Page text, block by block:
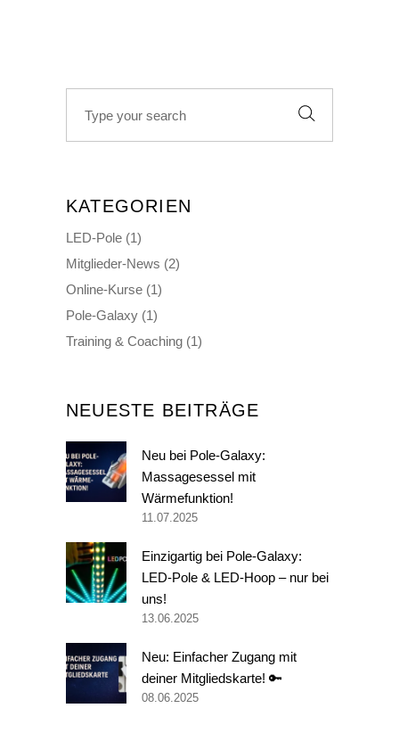
KATEGORIEN
LED-Pole (1)
Mitglieder-News (2)
Online-Kurse (1)
Pole-Galaxy (1)
Training & Coaching (1)
NEUESTE BEITRÄGE
Neu bei Pole-Galaxy:
Massagesessel mit
Wärmefunktion!
11.07.2025
Einzigartig bei Pole-Galaxy:
LED-Pole & LED-Hoop – nur bei
uns!
13.06.2025
Neu: Einfacher Zugang mit
deiner Mitgliedskarte! 🔑
08.06.2025